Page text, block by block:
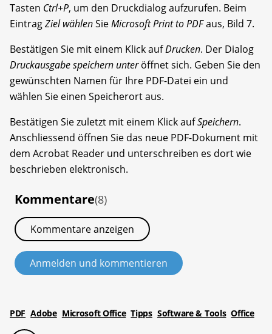
Tasten Ctrl+P, um den Druck­dialog aufzurufen. Beim
EintragZiel wählenSieMicrosoft Print to PDFaus, Bild 7.
Bestätigen Sie mit einem Klick aufDrucken. Der Dialog
Druckausgabe speichern unteröffnet sich. Geben Sie den
gewünschten Namen für Ihre PDF-Datei ein und
wählen Sie einen Speicherort aus.
Bestätigen Sie zuletzt mit einem Klick aufSpeichern.
Anschliessend öffnen Sie das neue PDF-Dokument mit
dem Acrobat Reader und unterschreiben es dort wie
beschrieben elektronisch.
Kommentare(8)
Kommentare anzeigen
Anmelden und kommentieren
PDF Adobe Microsoft Office Tipps Software & Tools Office